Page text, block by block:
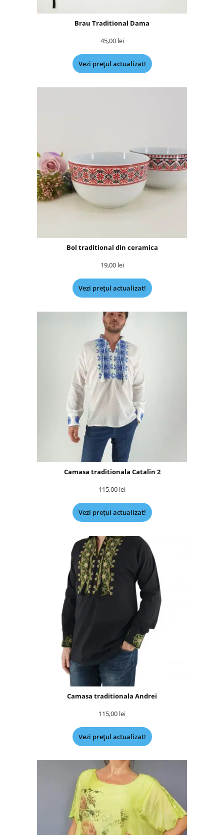
Brau Traditional Dama
45,00 lei
Vezi prețul actualizat!
Bol traditional din ceramica
19,00 lei
Vezi prețul actualizat!
Camasa traditionala Catalin 2
115,00 lei
Vezi prețul actualizat!
Camasa traditionala Andrei
115,00 lei
Vezi prețul actualizat!